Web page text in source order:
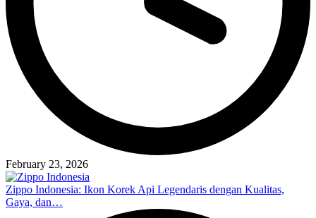
February 23, 2026
Zippo Indonesia: Ikon Korek Api Legendaris dengan Kualitas,
Gaya, dan…